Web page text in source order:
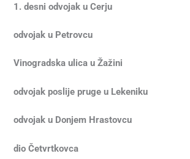
1. desni odvojak u Cerju
odvojak u Petrovcu
Vinogradska ulica u Žažini
odvojak poslije pruge u Lekeniku
odvojak u Donjem Hrastovcu
dio Četvrtkovca